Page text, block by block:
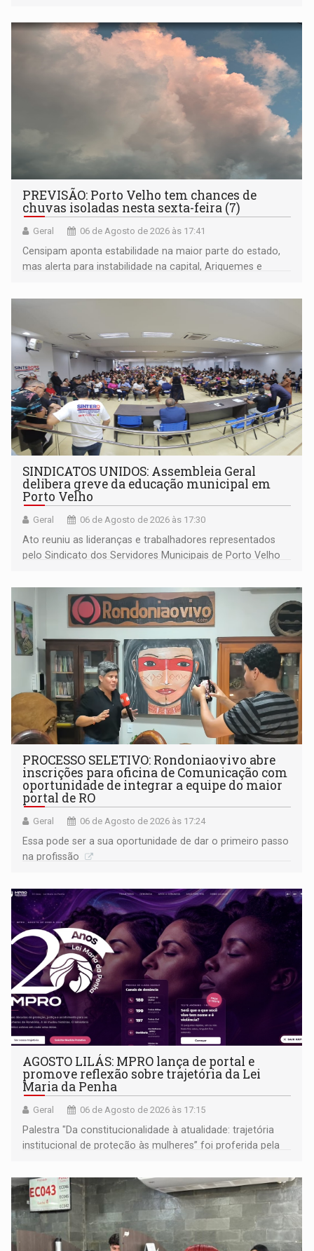
negras
PREVISÃO: Porto Velho tem chances de
chuvas isoladas nesta sexta-feira (7)
Geral 06 de Agosto de 2026 às 17:41
Censipam aponta estabilidade na maior parte do estado,
mas alerta para instabilidade na capital, Ariquemes e
SINDICATOS UNIDOS: Assembleia Geral
delibera greve da educação municipal em
Porto Velho
Geral 06 de Agosto de 2026 às 17:30
Ato reuniu as lideranças e trabalhadores representados
pelo Sindicato dos Servidores Municipais de Porto Velho
PROCESSO SELETIVO: Rondoniaovivo abre
inscrições para oficina de Comunicação com
oportunidade de integrar a equipe do maior
portal de RO
Geral 06 de Agosto de 2026 às 17:24
Essa pode ser a sua oportunidade de dar o primeiro passo
na profissão
AGOSTO LILÁS: MPRO lança de portal e
promove reflexão sobre trajetória da Lei
Maria da Penha
Geral 06 de Agosto de 2026 às 17:15
Palestra "Da constitucionalidade à atualidade: trajetória
institucional de proteção às mulheres” foi proferida pela
Goiás